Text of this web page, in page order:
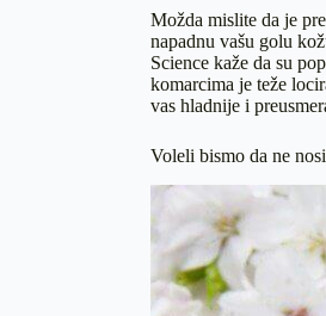
Možda mislite da je
napadnu vašu golu
Science kaže da su
komarcima je teže
vas hladnije i
Voleli bismo da ne